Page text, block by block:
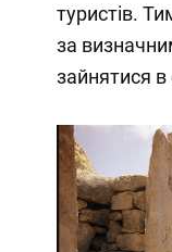
туристів.
за
зайнятися в